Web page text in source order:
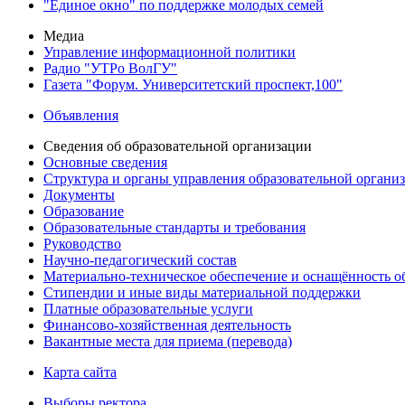
"Единое окно" по поддержке молодых семей
Медиа
Управление информационной политики
Радио "УТРо ВолГУ"
Газета "Форум. Университетский проспект,100"
Объявления
Сведения об образовательной организации
Основные сведения
Структура и органы управления образовательной
Документы
Образование
Образовательные стандарты и требования
Руководство
Научно-педагогический состав
Материально-техническое обеспечение и оснащённость
Стипендии и иные виды материальной поддержки
Платные образовательные услуги
Финансово-хозяйственная деятельность
Вакантные места для приема (перевода)
Карта сайта